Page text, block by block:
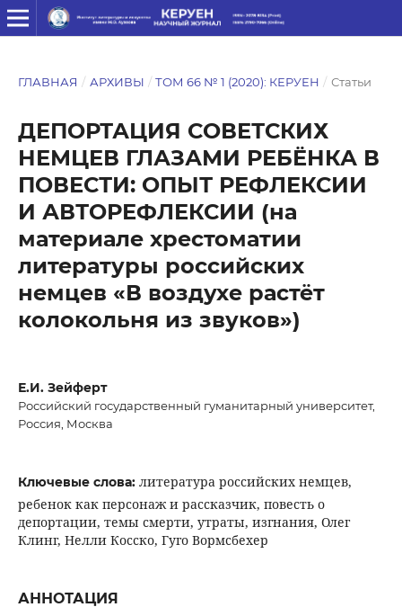
ГЛАВНАЯ / АРХИВЫ / ТОМ 66 № 1 (2020): КЕРУЕН / Статьи
ДЕПОРТАЦИЯ СОВЕТСКИХ
НЕМЦЕВ ГЛАЗАМИ РЕБЁНКА В
ПОВЕСТИ: ОПЫТ РЕФЛЕКСИИ
И АВТОРЕФЛЕКСИИ (на
материале хрестоматии
литературы российских
немцев «В воздухе растёт
колокольня из звуков»)
Е.И. Зейферт
Российский государственный гуманитарный университет,
Россия, Москва
Ключевые слова: литература российских немцев,
ребенок как персонаж и рассказчик, повесть о
депортации, темы смерти, утраты, изгнания, Олег
Клинг, Нелли Косско, Гуго Вормсбехер
АННОТАЦИЯ